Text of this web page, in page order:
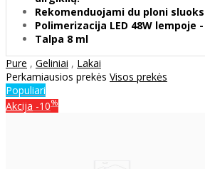
Rekomenduojami du ploni
Polimerizacija LED 48W lempoje
Talpa 8 ml
Pure , Geliniai , Lakai
Perkamiausios prekės Visos prekės
Populiari
Akcija -10%